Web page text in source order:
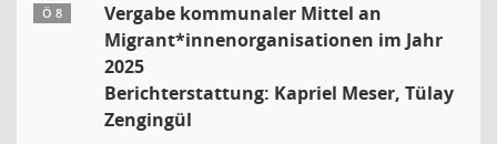
Ö 8
Vergabe kommunaler Mittel an
Migrant*innenorganisationen im Jahr
2025
Berichterstattung: Kapriel Meser, Tülay
Zengingül